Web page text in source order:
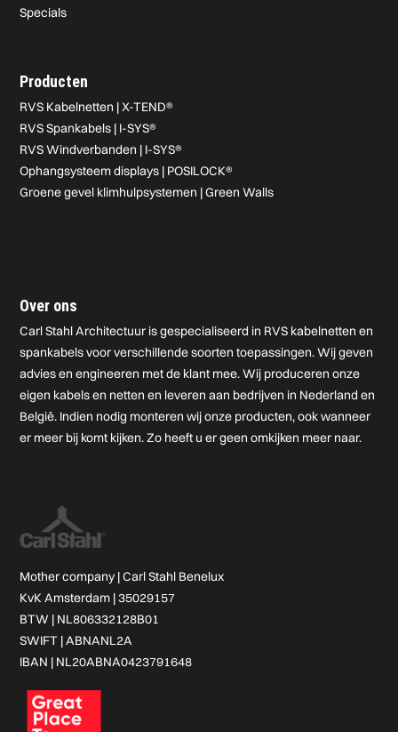
Specials
Producten
RVS Kabelnetten | X-TEND®
RVS Spankabels | I-SYS®
RVS Windverbanden | I-SYS®
Ophangsysteem displays | POSILOCK®
Groene gevel klimhulpsystemen | Green Walls
Over ons
Carl Stahl Architectuur is gespecialiseerd in RVS kabelnetten en
spankabels voor verschillende soorten toepassingen. Wij geven
advies en engineeren met de klant mee. Wij produceren onze
eigen kabels en netten en leveren aan bedrijven in Nederland en
België. Indien nodig monteren wij onze producten, ook wanneer
er meer bij komt kijken. Zo heeft u er geen omkijken meer naar.
Mother company |Carl Stahl Benelux
KvK Amsterdam | 35029157
BTW | NL806332128B01
SWIFT | ABNANL2A
IBAN | NL20ABNA0423791648